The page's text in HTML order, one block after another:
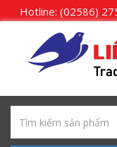
Hotline: (02586)